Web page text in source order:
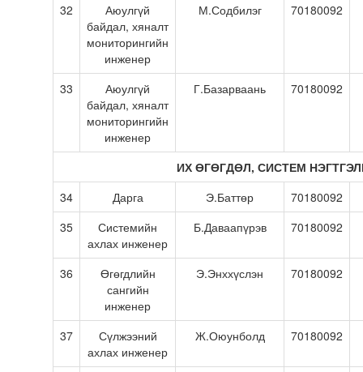
32
Аюулгүй
байдал, хяналт
мониторингийн
инженер
М.Содбилэг 70180092
33
Аюулгүй
байдал, хяналт
мониторингийн
инженер
Г.Базарваань 70180092
ИХ ӨГӨГДӨЛ, СИСТЕМ
34
Дарга Э.Баттөр
70180092
35
Системийн
ахлах инженер
Б.Даваапүрэв 70180092
36
Өгөгдлийн
сангийн
инженер
Э.Энххүслэн 70180092
37
Сүлжээний
ахлах инженер
Ж.Оюунболд 70180092